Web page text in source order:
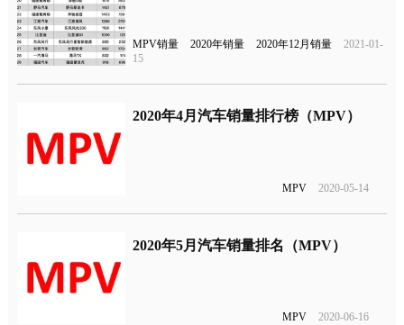
MPV销量 2020年销量 2020年12月销量
2021-01-
15
2020年4月汽车销量排行榜（MPV）
MPV 2020-05-14
2020年5月汽车销量排名（MPV）
MPV 2020-06-16